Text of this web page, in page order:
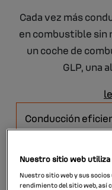
Cada vez más
en combustible sin
un coche de
GLP, una
Nuestro sitio web
Nuestro sitio web y sus
rendimiento del sitio web, así